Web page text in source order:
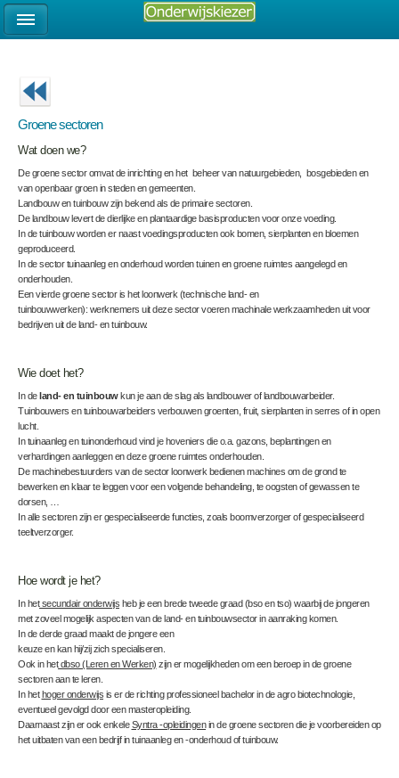
Groene sectoren
Wat doen we?
De groene sector omvat de inrichting en het beheer van natuurgebieden, bosgebieden en
van openbaar groen in steden en gemeenten.
Landbouw en tuinbouw zijn bekend als de primaire sectoren.
De landbouw levert de dierlijke en plantaardige basisproducten voor onze voeding.
In de tuinbouw worden er naast voedingsproducten ook bomen, sierplanten en bloemen
geproduceerd.
In de sector tuinaanleg en onderhoud worden tuinen en groene ruimtes aangelegd en
onderhouden.
Een vierde groene sector is het loonwerk (technische land- en
tuinbouwwerken): werknemers uit deze sector voeren machinale werkzaamheden uit voor
bedrijven uit de land- en tuinbouw.
Wie doet het?
In de land- en tuinbouwkun je aan de slag als landbouwer of landbouwarbeider.
Tuinbouwers en tuinbouwarbeiders verbouwen groenten, fruit, sierplanten in serres of in open
lucht.
In tuinaanleg en tuinonderhoud vind je hoveniers die o.a. gazons, beplantingen en
verhardingen aanleggen en deze groene ruimtes onderhouden.
De machinebestuurders van de sector loonwerk bedienen machines om de grond te
bewerken en klaar te leggen voor een volgende behandeling, te oogsten of gewassen te
dorsen, …
In alle sectoren zijn er gespecialiseerde functies, zoals boomverzorger of gespecialiseerd
teeltverzorger.
Hoe wordt je het?
In hetsecundair onderwijs heb je een brede tweede graad (bso en tso) waarbij de jongeren
met zoveel mogelijk aspecten van de land- en tuinbouwsector in aanraking komen.
In de derde graad maakt de jongere een
keuze en kan hij/zij zich specialiseren.
Ook in hetdbso (Leren en Werken) zijn er mogelijkheden om een beroep in de groene
sectoren aan te leren.
In het hoger onderwijs is er de richting professioneel bachelor in de agro biotechnologie,
eventueel gevolgd door een masteropleiding.
Daarnaast zijn er ook enkeleSyntra -opleidingenin de groene sectoren die je voorbereiden op
het uitbaten van een bedrijf in tuinaanleg en -onderhoud of tuinbouw.